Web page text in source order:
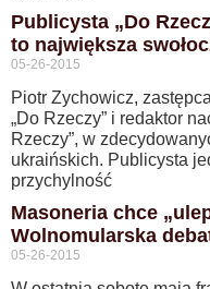
Publicysta „Do
to największa
05-26-2015
Piotr Zychowicz,
„Do Rzeczy” i redaktor
Rzeczy”, w
ukraińskich. Publicysta
przychylność
Masoneria chce
Wolnomularska
05-26-2015